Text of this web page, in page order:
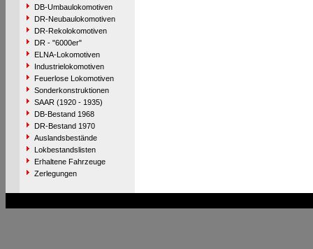
DB-Umbaulokomotiven
DR-Neubaulokomotiven
DR-Rekolokomotiven
DR - "6000er"
ELNA-Lokomotiven
Industrielokomotiven
Feuerlose Lokomotiven
Sonderkonstruktionen
SAAR (1920 - 1935)
DB-Bestand 1968
DR-Bestand 1970
Auslandsbestände
Lokbestandslisten
Erhaltene Fahrzeuge
Zerlegungen